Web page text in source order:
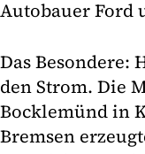
Autobauer Ford
Das Besondere:
den Strom. Die
Bocklemünd in
Bremsen